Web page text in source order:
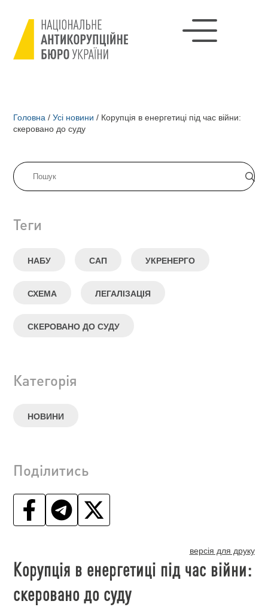
Головна / Усі новини / Корупція в енергетиці під час війни:
скеровано до суду
Теги
НАБУ САП УКРЕНЕРГО
СХЕМА ЛЕГАЛІЗАЦІЯ
СКЕРОВАНО ДО СУДУ
Категорія
НОВИНИ
Поділитись
версія для друку
Корупція в енергетиці під час війни:
скеровано до суду